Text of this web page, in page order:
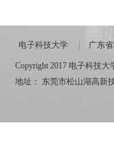
电子科技大学 广东
Copyright 2017 电子科技大
地址： 东莞市松山湖高新